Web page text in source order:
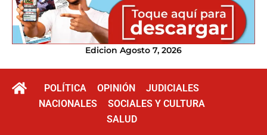
Edicion Agosto 7, 2026
POLÍTICA OPINIÓN
JUDICIALES
NACIONALES
SOCIALES Y CULTURA
SALUD